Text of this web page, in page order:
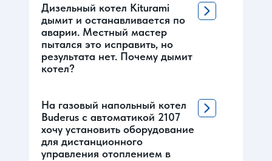
Дизельный котел Kiturami
дымит и останавливается по
аварии. Местный мастер
пытался это исправить, но
результата нет. Почему дымит
котел?
На газовый напольный котел
Buderus с автоматикой 2107
хочу установить оборудование
для дистанционного
управления отоплением в